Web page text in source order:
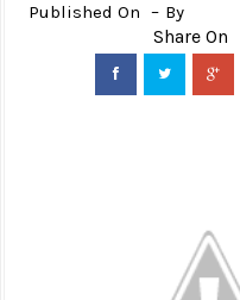
Published On By